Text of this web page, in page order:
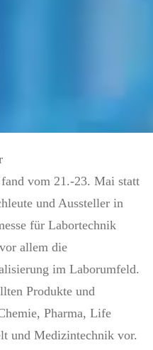
vom 21.-23. Mai statt
und Aussteller in
für Labortechnik
allem die
im Laborumfeld.
Produkte und
Pharma, Life
und Medizintechnik vor.